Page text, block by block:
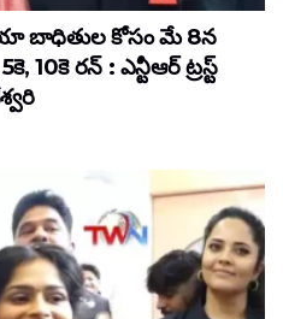
బాధితుల కోసం మే 8న
10కె రన్‌ : ఎన్టీఆర్‌ ట్రస్ట్‌